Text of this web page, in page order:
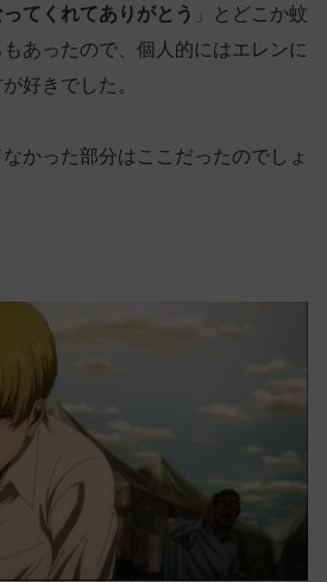
てくれてありがとう 」とどこか蚊
あったので、個人的にはエレンに
好きでした。
かった部分はここだったのでしょ